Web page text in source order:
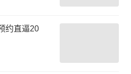
约直逼20